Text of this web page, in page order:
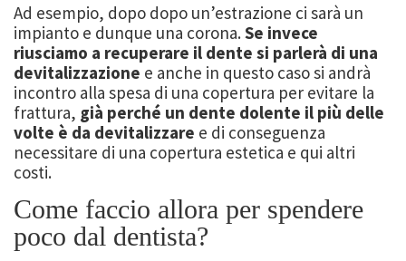
Ad esempio, dopo dopo un’estrazione ci sarà un
impianto e dunque una corona.Se invece
riusciamo a recuperare il dente si parlerà di una
devitalizzazione e anche in questo caso si andrà
incontro alla spesa di una copertura per evitare la
frattura, già perché un dente dolente il più delle
volte è da devitalizzare e di conseguenza
necessitare di una copertura estetica e qui altri
costi.
Come faccio allora per spendere
poco dal dentista?